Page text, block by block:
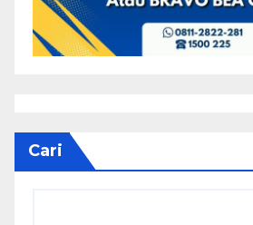
Cari